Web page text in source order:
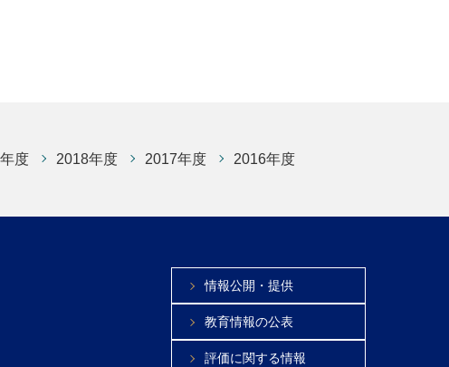
度 2018年度 2017年度 2016年度
情報公開・提供
教育情報の公表
評価に関する情報